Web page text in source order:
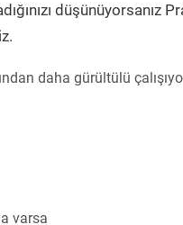
düşünüyorsanız
daha gürültülü
varsa